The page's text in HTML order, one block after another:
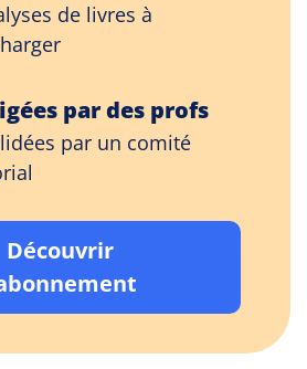
de livres à
par des profs
par un comité
Découvrir